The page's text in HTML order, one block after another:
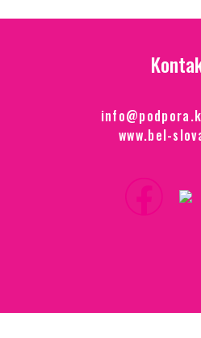
www.bel-